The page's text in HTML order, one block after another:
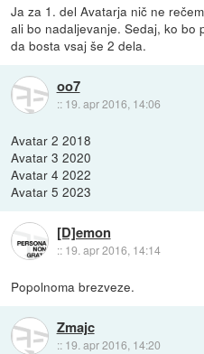
Ja za 1. del Avatarja nič ne
ali bo nadaljevanje. Sedaj, ko bo
da bosta vsaj še 2 dela.
oo7
:: 19. apr 2016, 14:06
Avatar 2 2018
Avatar 3 2020
Avatar 4 2022
Avatar 5 2023
[D]emon
:: 19. apr 2016, 14:14
Popolnoma brezveze.
Zmajc
:: 19. apr 2016, 14:20